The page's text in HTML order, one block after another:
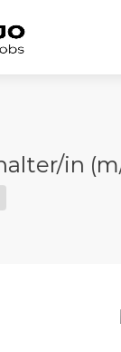
in